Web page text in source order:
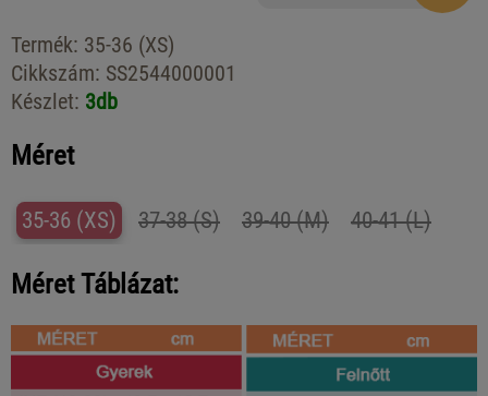
Termék: 35-36 (XS)
Cikkszám: SS2544000001
Készlet: 3db
Méret
35-36 (XS) 37-38 (S) 39-40 (M) 40-41 (L)
Méret Táblázat: